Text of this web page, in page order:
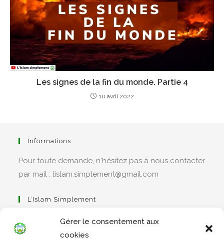
Gérer le consentement aux
cookies
Les signes de la fin du monde. Partie 4
10 avril 2022
Informations
Pour toute demande, n'hésitez pas à nous contacter
par mail : lislam.simplement@gmail.com
L’Islam Simplement